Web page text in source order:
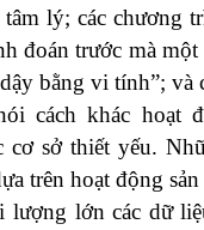
tâm lý; các chương
đoán trước mà
bằng vi tính”; và
cách khác hoạt
cơ sở thiết yếu.
trên hoạt động
lượng lớn các dữ